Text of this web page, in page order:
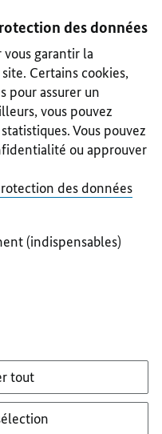
des données
garantir la
Certains cookies,
pour assurer un
vous pouvez
Vous pouvez
ou approuver
des données
(indispensables)
tout